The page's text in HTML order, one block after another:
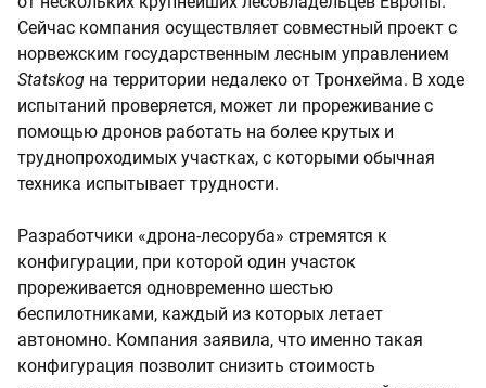
Сейчас компания осуществляет совместный проект с
норвежским государственным лесным управлением
Statskog на территории недалеко от Тронхейма. В ходе
испытаний проверяется, может ли прореживание с
помощью дронов работать на более крутых и
труднопроходимых участках, с которыми обычная
техника испытывает трудности.
Разработчики «дрона-лесоруба» стремятся к
конфигурации, при которой один участок
прореживается одновременно шестью
беспилотниками, каждый из которых летает
автономно. Компания заявила, что именно такая
конфигурация позволит снизить стоимость